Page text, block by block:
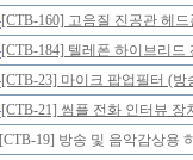
[CTB-160] 고음질 진공관 헤
[CTB-184] 텔레폰 하이브리
[CTB-23] 마이크 팝업필터 (
[CTB-21] 씸플 전화 인터뷰
[CTB-19] 방송 및 음악감상용